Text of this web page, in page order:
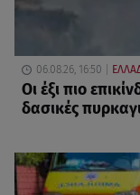
06.08.26, 16:50
Οι έξι πιο
δασικές